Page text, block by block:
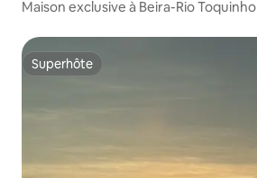
Maison exclusive à Beira-Rio Toquinho
Superhôte
Superhôte